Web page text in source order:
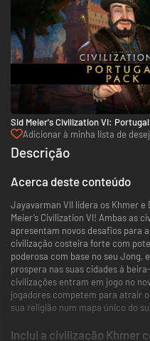
Sid Meier's Civilization VI: Portugal
- PC & Mac (Steam)
Adicionar à minha lista de
Descrição
Acerca deste conteúdo
Jayavarman VII lidera os Khmer e
Meier’s Civilization VI! Ambas as
apresentam novos desafios para
civilização costeira forte com
poderosa com base no seu Jong,
prospera nas suas cidades à
civilizações entram em jogo no
jogadores competem para atrair
sua religião num mapa único do
Inclui a civilização Khmer